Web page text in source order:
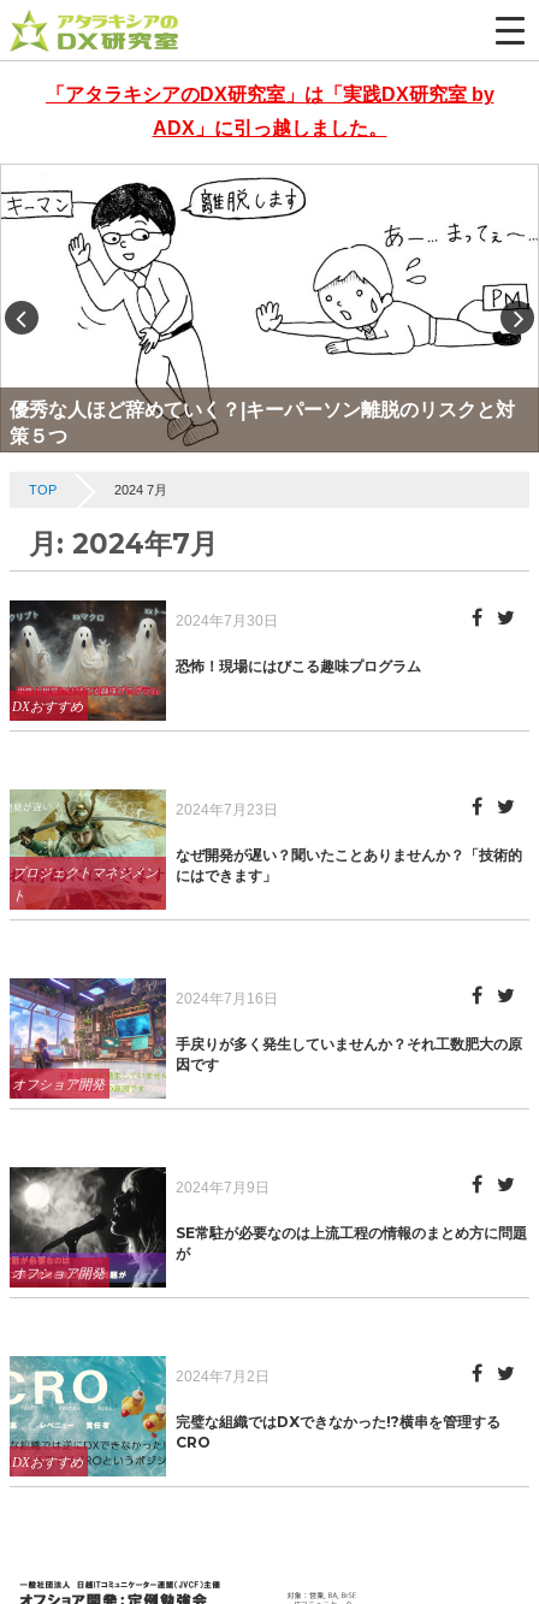
「アタラキシアのDX研究室」は「実践DX研究室 by
ADX」に引っ越しました。
優秀な人ほど辞めていく？|キーパーソン離脱のリスクと対
策５つ
TOP 2024 7月
月: 2024年7月
Categories
DXおすすめ
Posted
2024年7月30日
恐怖！現場にはびこる趣味プログラム
Categories
プロジェクトマネジメン
ト
Posted
2024年7月23日
なぜ開発が遅い？聞いたことありませんか？「技術的
にはできます」
Categories
オフショア開発
Posted
2024年7月16日
手戻りが多く発生していませんか？それ工数肥大の原
因です
Categories
オフショア開発
Posted
2024年7月9日
SE常駐が必要なのは上流工程の情報のまとめ方に問題
が
Categories
DXおすすめ
Posted
2024年7月2日
完璧な組織ではDXできなかった!?横串を管理する
CRO